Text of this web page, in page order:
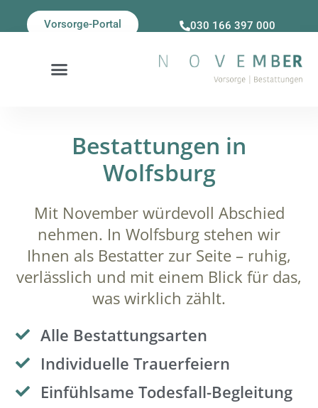
Vorsorge-Portal 030 166 397 000
Bestattungen in
Wolfsburg
Mit November würdevoll Abschied
nehmen. In Wolfsburg stehen wir
Ihnen als Bestatter zur Seite – ruhig,
verlässlich und mit einem Blick für das,
was wirklich zählt.
Alle Bestattungsarten
Individuelle Trauerfeiern
Einfühlsame Todesfall-Begleitung